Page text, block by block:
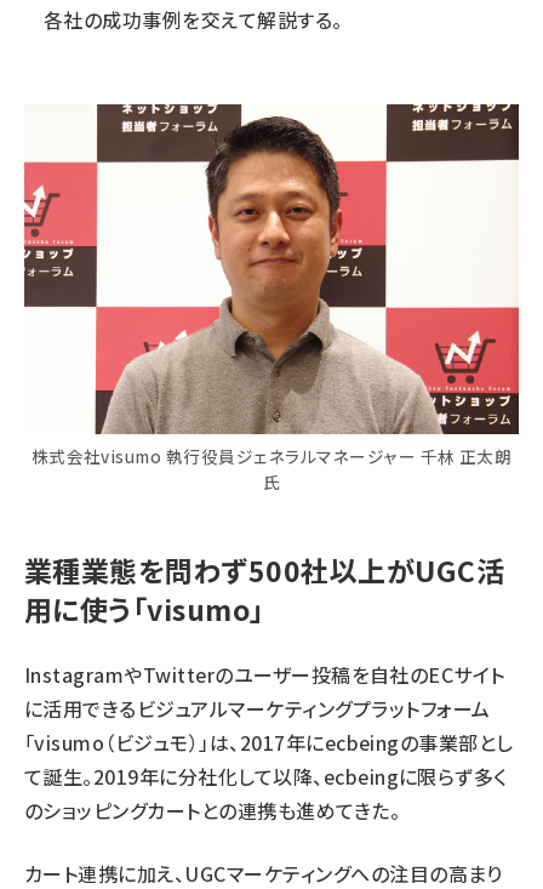
各社の成功事例を交えて解説する。
株式会社visumo 執行役員ジェネラルマネージャー 千林 正太朗
氏
業種業態を問わず500社以上がUGC活
用に使う「visumo」
InstagramやTwitterのユーザー投稿を自社のECサイト
に活用できるビジュアルマーケティングプラットフォーム
「visumo（ビジュモ） 」は、2017年にecbeingの事業部とし
て誕生。2019年に分社化して以降、ecbeingに限らず多く
のショッピングカートとの連携も進めてきた。
カート連携に加え、UGCマーケティングへの注目の高まり